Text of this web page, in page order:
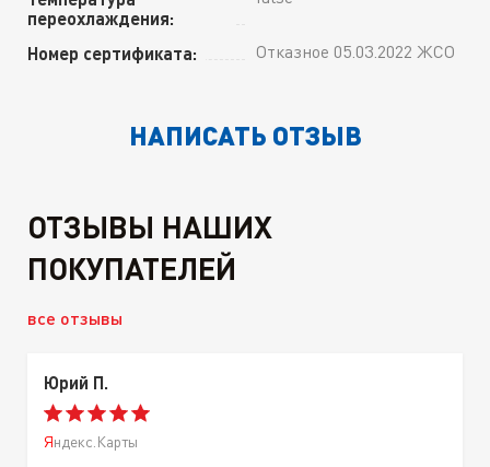
переохлаждения:
Номер сертификата: Отказное 05.03.2022 ЖСО
НАПИСАТЬ ОТЗЫВ
ОТЗЫВЫ НАШИХ
ПОКУПАТЕЛЕЙ
все отзывы
Юрий П.
Яндекс.Карты